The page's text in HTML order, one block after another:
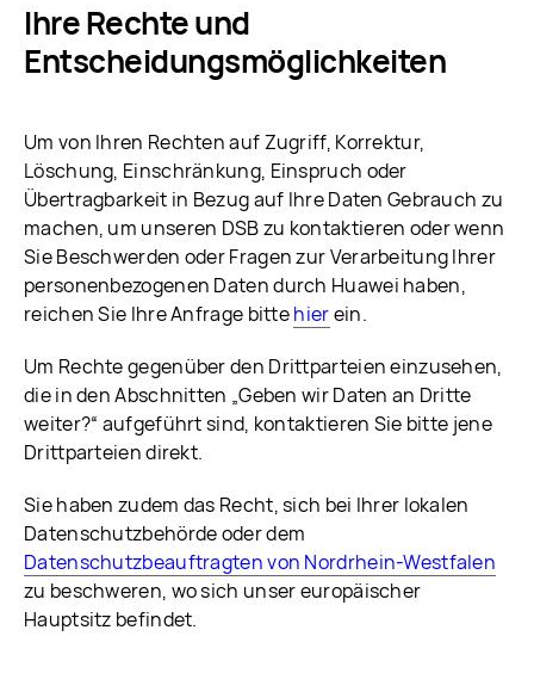
Ihre Rechte und
Entscheidungsmöglichkeiten
Um von Ihren Rechten auf Zugriff, Korrektur,
Löschung, Einschränkung, Einspruch oder
Übertragbarkeit in Bezug auf Ihre Daten Gebrauch zu
machen, um unseren DSB zu kontaktieren oder wenn
Sie Beschwerden oder Fragen zur Verarbeitung Ihrer
personenbezogenen Daten durch Huawei haben,
reichen Sie Ihre Anfrage bittehierein.
Um Rechte gegenüber den Drittparteien einzusehen,
die in den Abschnitten „Geben wir Daten an Dritte
weiter?“ aufgeführt sind, kontaktieren Sie bitte jene
Drittparteien direkt.
Sie haben zudem das Recht, sich bei Ihrer lokalen
Datenschutzbehörde oder dem
Datenschutzbeauftragten von Nordrhein-Westfalen
zu beschweren, wo sich unser europäischer
Hauptsitz befindet.